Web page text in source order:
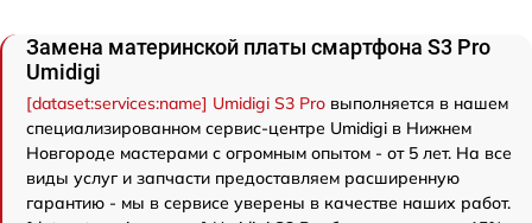
Замена материнской платы смартфона S3 Pro
Umidigi
[dataset:services:name] Umidigi S3 Pro выполняется в нашем
специализированном сервис-центре Umidigi в Нижнем
Новгороде мастерами с огромным опытом - от 5 лет. На все
виды услуг и запчасти предоставляем расширенную
гарантию - мы в сервисе уверены в качестве наших работ.